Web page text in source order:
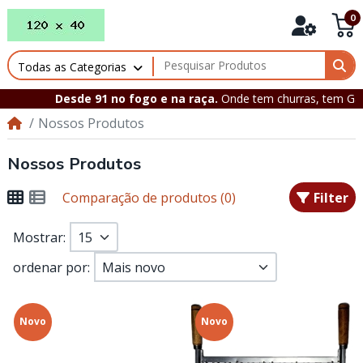
0
Todas as Categorias
Desde 91 no fogo e na raça.Onde tem churras, tem
Nossos Produtos
Nossos Produtos
Comparação de produtos (0) Filter
Mostrar:
ordenar por:
Novo Novo